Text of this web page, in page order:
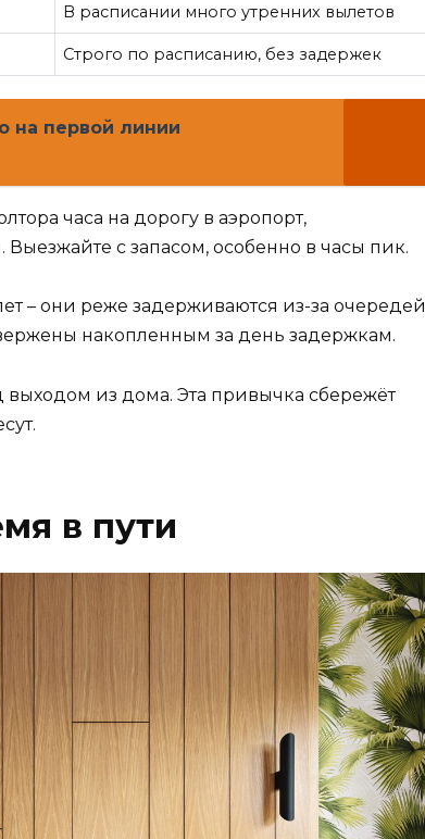
В расписании много утренних вылетов
Строго по расписанию, без задержек
на первой линии
часа на дорогу в аэропорт,
с запасом, особенно в часы пик.
– они реже задерживаются из-за очередей
накопленным за день задержкам.
выходом из дома. Эта привычка сбережёт
в пути